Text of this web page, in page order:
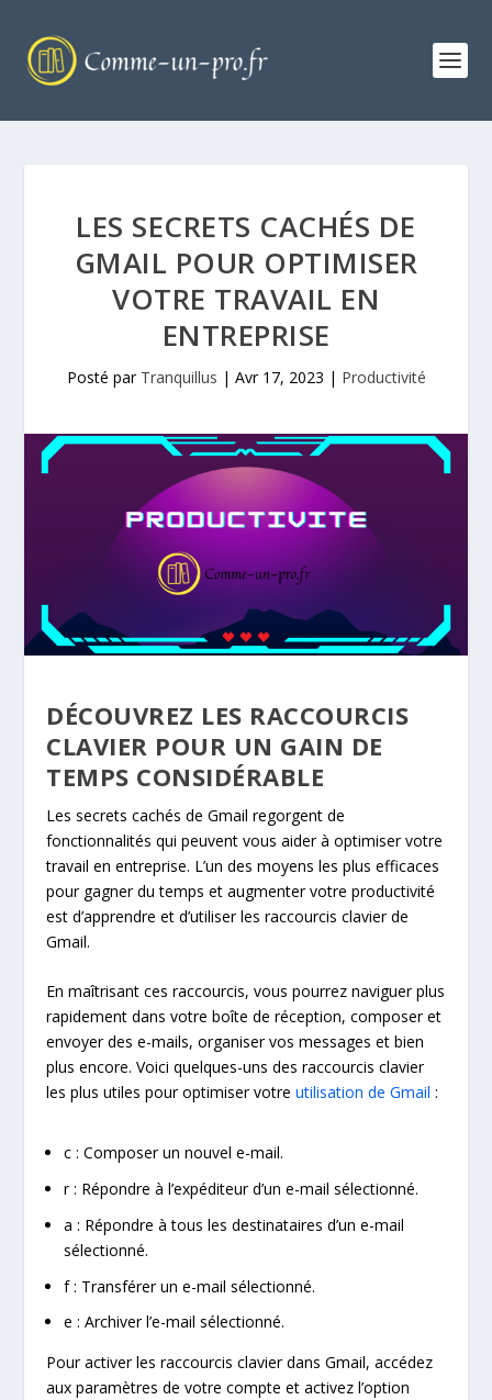
LES SECRETS CACHÉS DE
GMAIL POUR OPTIMISER
VOTRE TRAVAIL EN
ENTREPRISE
Posté par Tranquillus | Avr 17, 2023 | Productivité
DÉCOUVREZ LES RACCOURCIS
CLAVIER POUR UN GAIN DE
TEMPS CONSIDÉRABLE
Les secrets cachés de Gmail regorgent de
fonctionnalités qui peuvent vous aider à optimiser votre
travail en entreprise. L’un des moyens les plus efficaces
pour gagner du temps et augmenter votre productivité
est d’apprendre et d’utiliser les raccourcis clavier de
Gmail.
En maîtrisant ces raccourcis, vous pourrez naviguer plus
rapidement dans votre boîte de réception, composer et
envoyer des e-mails, organiser vos messages et bien
plus encore. Voici quelques-uns des raccourcis clavier
les plus utiles pour optimiser votreutilisation de Gmail :
c : Composer un nouvel e-mail.
r : Répondre à l’expéditeur d’un e-mail sélectionné.
a : Répondre à tous les destinataires d’un e-mail
sélectionné.
f : Transférer un e-mail sélectionné.
e : Archiver l’e-mail sélectionné.
Pour activer les raccourcis clavier dans Gmail, accédez
aux paramètres de votre compte et activez l’option